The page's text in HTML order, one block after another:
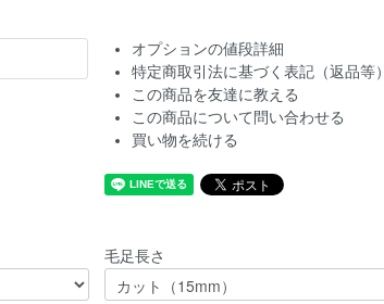
オプションの値段詳細
特定商取引法に基づく表記（返品等）
この商品を友達に教える
この商品について問い合わせる
買い物を続ける
毛足長さ